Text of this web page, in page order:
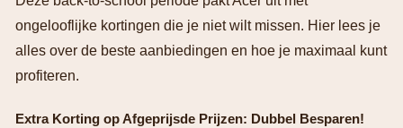
ongelooflijke kortingen die je niet wilt missen. Hier lees je
alles over de beste aanbiedingen en hoe je maximaal kunt
profiteren.
Extra Korting op Afgeprijsde Prijzen: Dubbel Besparen!